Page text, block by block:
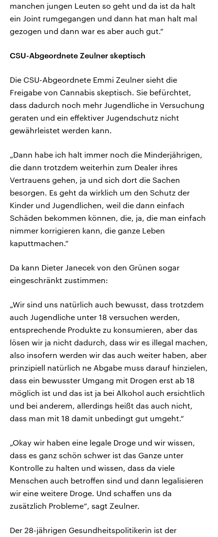
manchen jungen Leuten so geht und da ist da halt
ein Joint rumgegangen und dann hat man halt mal
gezogen und dann war es aber auch gut.“
CSU-Abgeordnete Zeulner skeptisch
Die CSU-Abgeordnete Emmi Zeulner sieht die
Freigabe von Cannabis skeptisch. Sie befürchtet,
dass dadurch noch mehr Jugendliche in Versuchung
geraten und ein effektiver Jugendschutz nicht
gewährleistet werden kann.
„Dann habe ich halt immer noch die Minderjährigen,
die dann trotzdem weiterhin zum Dealer ihres
Vertrauens gehen, ja und sich dort die Sachen
besorgen. Es geht da wirklich um den Schutz der
Kinder und Jugendlichen, weil die dann einfach
Schäden bekommen können, die, ja, die man einfach
nimmer korrigieren kann, die ganze Leben
kaputtmachen.“
Da kann Dieter Janecek von den Grünen sogar
eingeschränkt zustimmen:
„Wir sind uns natürlich auch bewusst, dass trotzdem
auch Jugendliche unter 18 versuchen werden,
entsprechende Produkte zu konsumieren, aber das
lösen wir ja nicht dadurch, dass wir es illegal machen,
also insofern werden wir das auch weiter haben, aber
prinzipiell natürlich ne Abgabe muss darauf hinzielen,
dass ein bewusster Umgang mit Drogen erst ab 18
möglich ist und das ist ja bei Alkohol auch ersichtlich
und bei anderem, allerdings heißt das auch nicht,
dass man mit 18 damit unbedingt gut umgeht.“
„Okay wir haben eine legale Droge und wir wissen,
dass es ganz schön schwer ist das Ganze unter
Kontrolle zu halten und wissen, dass da viele
Menschen auch betroffen sind und dann legalisieren
wir eine weitere Droge. Und schaffen uns da
zusätzlich Probleme“, sagt Zeulner.
Der 28-jährigen Gesundheitspolitikerin ist der